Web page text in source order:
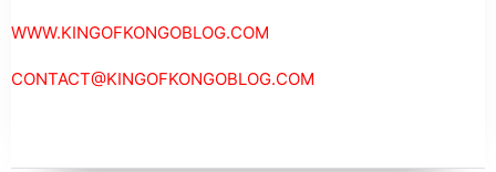
WWW.KINGOFKONGOBLOG.COM
CONTACT@KINGOFKONGOBLOG.COM